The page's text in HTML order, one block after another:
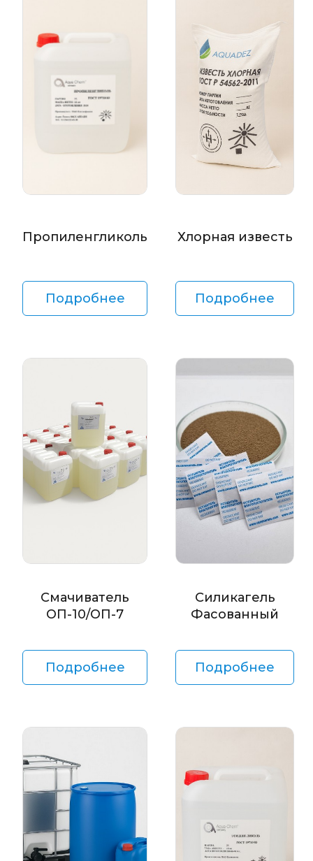
Пропиленгликоль
Подробнее
Хлорная известь
Подробнее
Смачиватель
ОП-10/ОП-7
Подробнее
Силикагель
Фасованный
Подробнее